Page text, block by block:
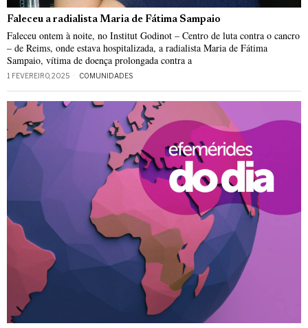
Faleceu a radialista Maria de Fátima Sampaio
Faleceu ontem à noite, no Institut Godinot – Centro de luta contra o cancro
– de Reims, onde estava hospitalizada, a radialista Maria de Fátima
Sampaio, vítima de doença prolongada contra a
1 FEVEREIRO, 2025 COMUNIDADES